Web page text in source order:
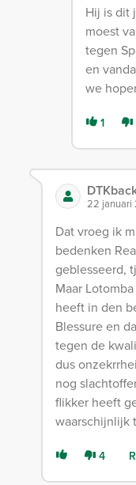
Hij is dit
moest
tegen
en
we
1
22 januari
Dat vroeg ik
bedenken
geblesseerd,
Maar
heeft in den
Blessure en
tegen de
dus
nog
flikker heeft
waarschijnlijk
4